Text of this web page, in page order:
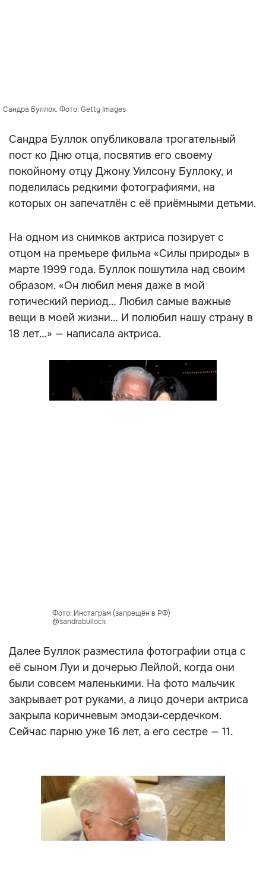
Сандра Буллок. Фото: Getty Images
Сандра Буллок опубликовала трогательный
пост ко Дню отца, посвятив его своему
покойному отцу Джону Уилсону Буллоку, и
поделилась редкими фотографиями, на
которых он запечатлён с её приёмными детьми.
На одном из снимков актриса позирует с
отцом на премьере фильма «Силы природы» в
марте 1999 года. Буллок пошутила над своим
образом. «Он любил меня даже в мой
готический период… Любил самые важные
вещи в моей жизни… И полюбил нашу страну в
18 лет…» — написала актриса.
Фото: Инстаграм (запрещён в РФ)
@sandrabullock
Далее Буллок разместила фотографии отца с
её сыном Луи и дочерью Лейлой, когда они
были совсем маленькими. На фото мальчик
закрывает рот руками, а лицо дочери актриса
закрыла коричневым эмодзи‑сердечком.
Сейчас парню уже 16 лет, а его сестре — 11.